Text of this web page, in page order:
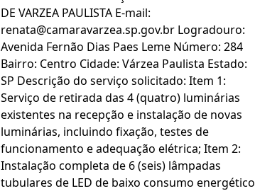
DE VARZEA PAULISTA E-mail:
renata@camaravarzea.sp.gov.br Logradouro:
Avenida Fernão Dias Paes Leme Número: 284
Bairro: Centro Cidade: Várzea Paulista Estado:
SP Descrição do serviço solicitado: Item 1:
Serviço de retirada das 4 (quatro) luminárias
existentes na recepção e instalação de novas
luminárias, incluindo fixação, testes de
funcionamento e adequação elétrica; Item 2:
Instalação completa de 6 (seis) lâmpadas
tubulares de LED de baixo consumo energético